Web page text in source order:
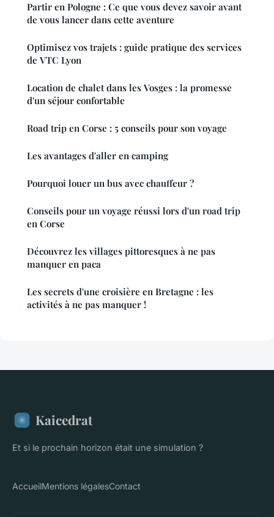
Partir en Pologne : Ce que vous devez savoir avant
de vous lancer dans cette aventure
Optimisez vos trajets : guide pratique des services
de VTC Lyon
Location de chalet dans les Vosges : la promesse
d'un séjour confortable
Road trip en Corse : 5 conseils pour son voyage
Les avantages d'aller en camping
Pourquoi louer un bus avec chauffeur ?
Conseils pour un voyage réussi lors d'un road trip
en Corse
Découvrez les villages pittoresques à ne pas
manquer en paca
Les secrets d'une croisière en Bretagne : les
activités à ne pas manquer !
Kaicedrat
Et si le prochain horizon était une simulation ?
AccueilMentions légalesContact